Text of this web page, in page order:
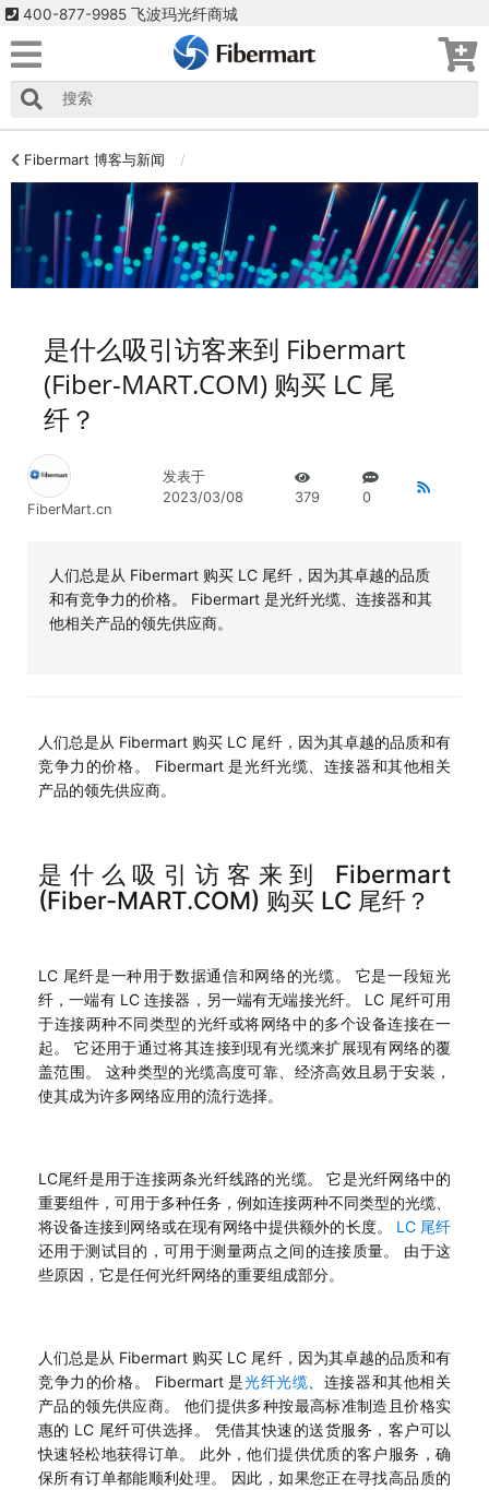
400-877-9985 飞波玛光纤商城
Fibermart 博客与新闻
是什么吸引访客来到 Fibermart
(Fiber-MART.COM) 购买 LC 尾
纤？
FiberMart.cn
发表于
2023/03/08
379 0
人们总是从 Fibermart 购买 LC 尾纤，因为其卓越的品质
和有竞争力的价格。 Fibermart 是光纤光缆、连接器和其
他相关产品的领先供应商。
人们总是从 Fibermart 购买 LC 尾纤，因为其卓越的品质和有
竞争力的价格。 Fibermart 是光纤光缆、连接器和其他相关
产品的领先供应商。
是什么吸引访客来到 Fibermart
(Fiber-MART.COM) 购买 LC 尾纤？
LC 尾纤是一种用于数据通信和网络的光缆。 它是一段短光
纤，一端有 LC 连接器，另一端有无端接光纤。 LC 尾纤可用
于连接两种不同类型的光纤或将网络中的多个设备连接在一
起。 它还用于通过将其连接到现有光缆来扩展现有网络的覆
盖范围。 这种类型的光缆高度可靠、经济高效且易于安装，
使其成为许多网络应用的流行选择。
LC尾纤是用于连接两条光纤线路的光缆。 它是光纤网络中的
重要组件，可用于多种任务，例如连接两种不同类型的光缆、
将设备连接到网络或在现有网络中提供额外的长度。
LC 尾纤
还用于测试目的，可用于测量两点之间的连接质量。 由于这
些原因，它是任何光纤网络的重要组成部分。
人们总是从 Fibermart 购买 LC 尾纤，因为其卓越的品质和有
竞争力的价格。 Fibermart 是光纤光缆 、连接器和其他相关
产品的领先供应商。 他们提供多种按最高标准制造且价格实
惠的 LC 尾纤可供选择。 凭借其快速的送货服务，客户可以
快速轻松地获得订单。 此外，他们提供优质的客户服务，确
保所有订单都能顺利处理。 因此，如果您正在寻找高品质的